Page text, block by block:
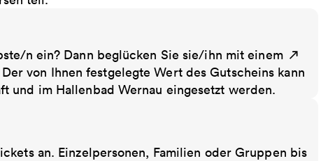
n ein? Dann beglücken Sie sie/ihn mit einem
Der von Ihnen festgelegte Wert des Gutscheins kann
und im Hallenbad Wernau eingesetzt werden.
an. Einzelpersonen, Familien oder Gruppen bis